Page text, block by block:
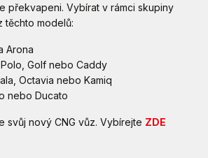
překvapeni. Vybírat v rámci skupiny
těchto modelů:
Arona
Golf nebo Caddy
Octavia nebo Kamiq
nebo Ducato
svůj nový CNG vůz. Vybírejte ZDE